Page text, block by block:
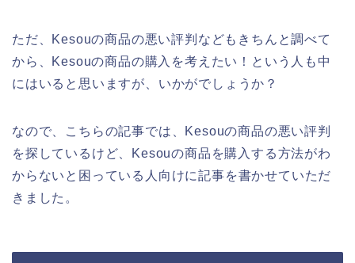
ただ、Kesouの商品の悪い評判などもきちんと調べて
から、Kesouの商品の購入を考えたい！という人も中
にはいると思いますが、いかがでしょうか？
なので、こちらの記事では、Kesouの商品の悪い評判
を探しているけど、Kesouの商品を購入する方法がわ
からないと困っている人向けに記事を書かせていただ
きました。